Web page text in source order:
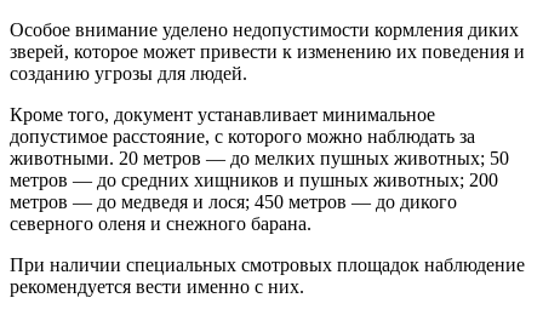
Особое внимание уделено недопустимости кормления диких
зверей, которое может привести к изменению их поведения и
созданию угрозы для людей.
Кроме того, документ устанавливает минимальное
допустимое расстояние, с которого можно наблюдать за
животными. 20 метров — до мелких пушных животных; 50
метров — до средних хищников и пушных животных; 200
метров — до медведя и лося; 450 метров — до дикого
северного оленя и снежного барана.
При наличии специальных смотровых площадок наблюдение
рекомендуется вести именно с них.